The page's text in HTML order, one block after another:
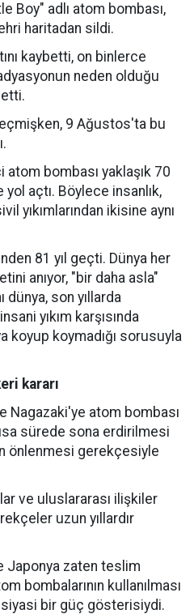
Boy" adlı atom bombası,
haritadan sildi.
kaybetti, on binlerce
neden olduğu
9 Ağustos'ta bu
atom bombası yaklaşık 70
açtı. Böylece insanlık,
yıkımlarından ikisine aynı
81 yıl geçti. Dünya her
anıyor, "bir daha asla"
dünya, son yıllarda
yıkım karşısında
koyup koymadığı sorusuyla
kararı
Nagazaki'ye atom bombası
sürede sona erdirilmesi
önlenmesi gerekçesiyle
ve uluslararası ilişkiler
uzun yıllardır
Japonya zaten teslim
bombalarının kullanılması
bir güç gösterisiydi.